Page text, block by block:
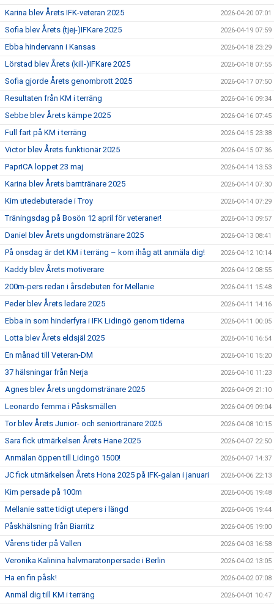
Karina blev Årets IFK-veteran 2025 2026-04-20 07:01
Sofia blev Årets (tjej-)IFKare 2025 2026-04-19 07:59
Ebba hindervann i Kansas 2026-04-18 23:29
Lörstad blev Årets (kill-)IFKare 2025 2026-04-18 07:55
Sofia gjorde Årets genombrott 2025 2026-04-17 07:50
Resultaten från KM i terräng 2026-04-16 09:34
Sebbe blev Årets kämpe 2025 2026-04-16 07:45
Full fart på KM i terräng 2026-04-15 23:38
Victor blev Årets funktionär 2025 2026-04-15 07:36
PaprICA loppet 23 maj 2026-04-14 13:53
Karina blev Årets barntränare 2025 2026-04-14 07:30
Kim utedebuterade i Troy 2026-04-14 07:29
Träningsdag på Bosön 12 april för veteraner! 2026-04-13 09:57
Daniel blev Årets ungdomstränare 2025 2026-04-13 08:41
På onsdag är det KM i terräng – kom ihåg att anmäla dig! 2026-04-12 10:14
Kaddy blev Årets motiverare 2026-04-12 08:55
200m-pers redan i årsdebuten för Mellanie 2026-04-11 15:48
Peder blev Årets ledare 2025 2026-04-11 14:16
Ebba in som hinderfyra i IFK Lidingö genom tiderna 2026-04-11 00:05
Lotta blev Årets eldsjäl 2025 2026-04-10 16:54
En månad till Veteran-DM 2026-04-10 15:20
37 hälsningar från Nerja 2026-04-10 11:23
Agnes blev Årets ungdomstränare 2025 2026-04-09 21:10
Leonardo femma i Påsksmällen 2026-04-09 09:04
Tor blev Årets Junior- och seniortränare 2025 2026-04-08 10:15
Sara fick utmärkelsen Årets Hane 2025 2026-04-07 22:50
Anmälan öppen till Lidingö 1500! 2026-04-07 14:37
JC fick utmärkelsen Årets Hona 2025 på IFK-galan i januari 2026-04-06 22:13
Kim persade på 100m 2026-04-05 19:48
Mellanie satte tidigt utepers i längd 2026-04-05 19:44
Påskhälsning från Biarritz 2026-04-05 19:00
Vårens tider på Vallen 2026-04-03 16:58
Veronika Kalinina halvmaratonpersade i Berlin 2026-04-02 13:05
Ha en fin påsk! 2026-04-02 07:08
Anmäl dig till KM i terräng 2026-04-01 10:47